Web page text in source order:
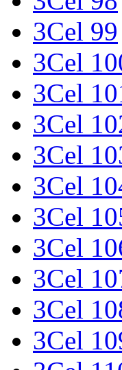
3Cel 99
3Cel
3Cel
3Cel
3Cel
3Cel
3Cel
3Cel
3Cel
3Cel
3Cel